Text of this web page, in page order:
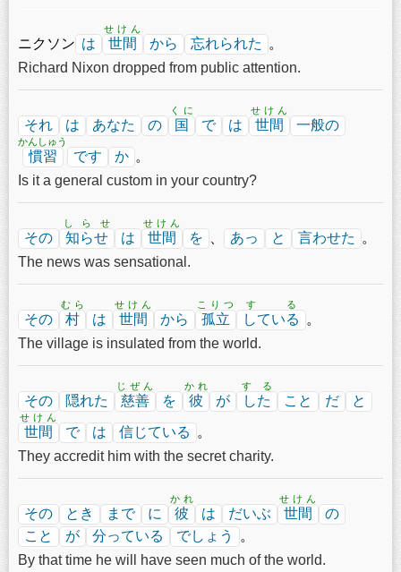
ニクソン は 世間
せけん
から 忘れられた
。
Richard Nixon dropped from public attention.
それ は あなた の 国
くに
で は 世間
せけん
一般の
慣習
かんしゅう
です か 。
Is it a general custom in your country?
その 知らせ
しらせ
は 世間
せけん
を あっ と 言わせた
。
The news was sensational.
その 村
むら
は 世間
せけん
から 孤立
こりつ
している
する
。
The village is insulated from the world.
その 隠れた 慈善
じぜん
を 彼
かれ
が した
する
こと だ と
世間
せけん
で は 信じている
。
They accredit him with the secret charity.
その とき まで に 彼
かれ
は だいぶ 世間
せけん
の
こと
が 分っている でしょう
。
By that time he will have seen much of the world.